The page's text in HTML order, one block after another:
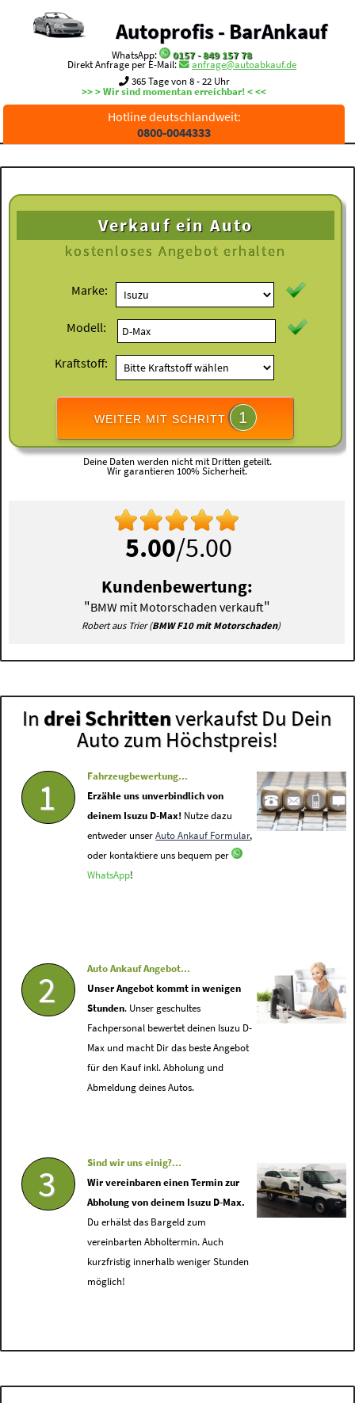
Autoprofis - BarAnkauf
WhatsApp:
0157 - 849 157 78
Direkt Anfrage per E-Mail:
anfrage@autoabkauf.de
365 Tage von 8 - 22 Uhr
>> > Wir sind momentan erreichbar! < <<
Hotline deutschlandweit:
0800-0044333
Verkauf ein Auto
kostenloses Angebot erhalten
Marke:
Modell:
Kraftstoff:
WEITER MIT SCHRITT 1
Deine Daten werden nicht mit Dritten geteilt.
Wir garantieren 100% Sicherheit.
5.00/5.00
Kundenbewertung:
"BMW mit Motorschaden verkauft"
Robert aus Trier (BMW F10 mit Motorschaden)
In drei Schrittenverkaufst Du Dein
Auto zum Höchstpreis!
1
Fahrzeugbewertung...
Erzähle uns unverbindlich von
deinem Isuzu D-Max! Nutze dazu
entweder unserAuto Ankauf Formular,
oder kontaktiere uns bequem per
WhatsApp!
2
Auto Ankauf Angebot...
Unser Angebot kommt in wenigen
Stunden. Unser geschultes
Fachpersonal bewertet deinen Isuzu D-
Max und macht Dir das beste Angebot
für den Kauf inkl. Abholung und
Abmeldung deines Autos.
3
Sind wir uns einig?...
Wir vereinbaren einen Termin zur
Abholung von deinem Isuzu D-Max.
Du erhälst das Bargeld zum
vereinbarten Abholtermin. Auch
kurzfristig innerhalb weniger Stunden
möglich!